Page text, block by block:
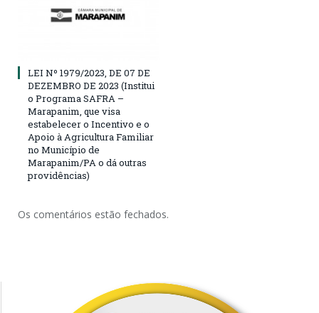
LEI Nº 1979/2023, DE 07 DE
DEZEMBRO DE 2023 (Institui
o Programa SAFRA –
Marapanim, que visa
estabelecer o Incentivo e o
Apoio à Agricultura Familiar
no Município de
Marapanim/PA o dá outras
providências)
Os comentários estão fechados.